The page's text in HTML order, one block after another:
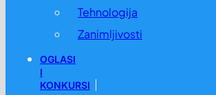
Tehnologija
Zanimljivosti
OGLASI
I
KONKURSI